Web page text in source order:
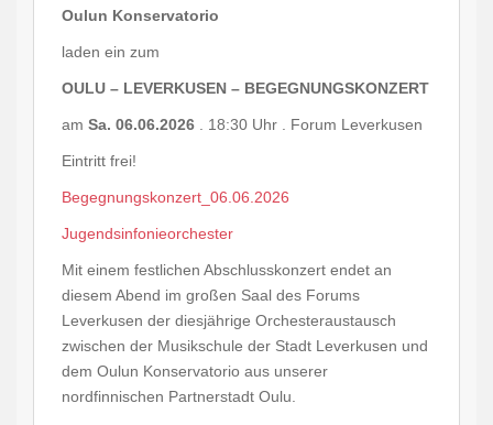
Oulun Konservatorio
laden ein zum
OULU – LEVERKUSEN – BEGEGNUNGSKONZERT
am Sa. 06.06.2026 . 18:30 Uhr . Forum Leverkusen
Eintritt frei!
Begegnungskonzert_06.06.2026
Jugendsinfonieorchester
Mit einem festlichen Abschlusskonzert endet an
diesem Abend im großen Saal des Forums
Leverkusen der diesjährige Orchesteraustausch
zwischen der Musikschule der Stadt Leverkusen und
dem Oulun Konservatorio aus unserer
nordfinnischen Partnerstadt Oulu.